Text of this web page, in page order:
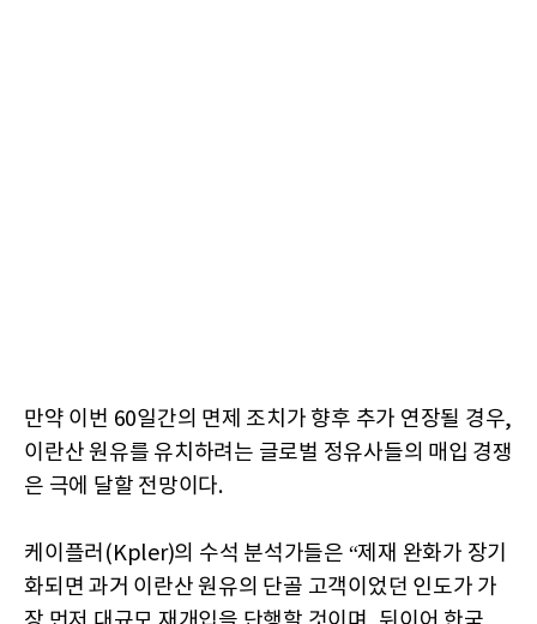
만약 이번 60일간의 면제 조치가 향후 추가 연장될 경우,
이란산 원유를 유치하려는 글로벌 정유사들의 매입 경쟁
은 극에 달할 전망이다.
케이플러(Kpler)의 수석 분석가들은 “제재 완화가 장기
화되면 과거 이란산 원유의 단골 고객이었던 인도가 가